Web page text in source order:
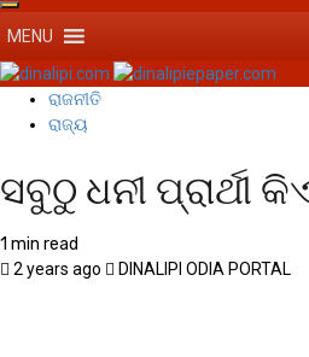
MENU
ରାଜନୀତି
ରାଜ୍ୟ
ସବୁଠୁ ଧନୀ ପ୍ରାର୍ଥୀ
1 min read
2 years ago DINALIPI ODIA PORTAL